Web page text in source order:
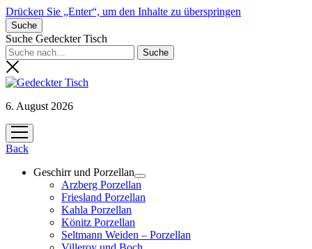
Drücken Sie „Enter“, um den Inhalte zu überspringen
Suche
Suche Gedeckter Tisch
6. August 2026
Menü
öffnen
Back
Geschirr und Porzellan
Menü
öffnen
Arzberg Porzellan
Friesland Porzellan
Kahla Porzellan
Könitz Porzellan
Seltmann Weiden – Porzellan